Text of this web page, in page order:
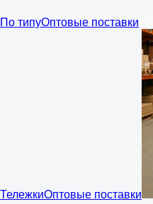
По типуОптовые поставки
ТележкиОптовые поставки